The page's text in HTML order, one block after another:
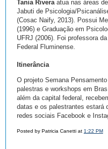
Tania Riveraatua nas áreas
Jabuti de Psicologia/
(Cosac Naify, 2013). Possui
(1996) e Graduação em
UFRJ (2006). Foi professora
Federal Fluminense.
Itinerância
O projeto Semana
palestras e workshops em
além da capital federal,
datas e os palestrantes estará
redes sociais Facebook e
Posted by Patricia Canetti at 1:22 PM